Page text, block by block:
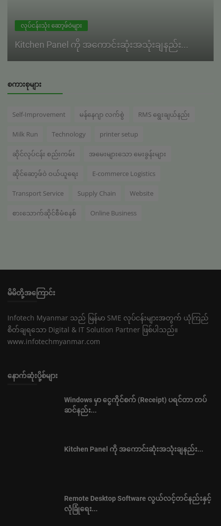
လုပ်ငန်းသုံး ဆော့ဖ်ဝဲများ
Kitchen Panel ကို အကောင်းဆုံးအသုံးချနည်း...
စကားစုများ
Self-Improvement မန်နေဂျာ လက်စွဲ RMS ရွေးချယ်နည်း
Milk Run Technology printer setup
ဆိုင်လုပ်ငန်း စည်းကမ်း အမေးများသော မေးခွန်းများ
ဆိုင်ဆော့ဖ်ဝဲ ဝယ်ယူရေး E-commerce Logistics
Transport Service Supply Chain Website
စားသောက်ဆိုင်စီမံစနစ် Online Business
မိမိတို့အကြောင်း
Infotech Myanmar သည် မြန်မာ SME လုပ်ငန်းများအတွက် ယုံကြည်
စိတ်ချရသော Digital & IT Solution Partner ဖြစ်ပါသည်။
www.infotechmyanmar.com
နောက်ဆုံးပို့စ်များ
Windows မှာ ငွေကိုင်စက် (Receipt) ပရင်တာ တပ်
ဆင်နည်း...
Kitchen Panel ကို အကောင်းဆုံးအသုံးချနည်း...
Remote Desktop Software လွယ်လင့်တင်နည်းနှင့်
လုံခြုံရေး...